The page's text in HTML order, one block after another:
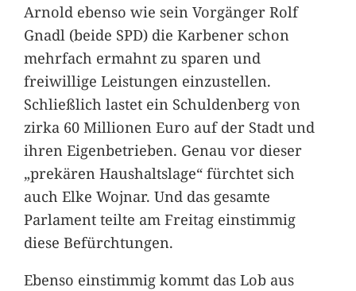
Arnold ebenso wie sein Vorgänger Rolf
Gnadl (beide SPD) die Karbener schon
mehrfach ermahnt zu sparen und
freiwillige Leistungen einzustellen.
Schließlich lastet ein Schuldenberg von
zirka 60 Millionen Euro auf der Stadt und
ihren Eigenbetrieben. Genau vor dieser
„prekären Haushaltslage“ fürchtet sich
auch Elke Wojnar. Und das gesamte
Parlament teilte am Freitag einstimmig
diese Befürchtungen.
Ebenso einstimmig kommt das Lob aus